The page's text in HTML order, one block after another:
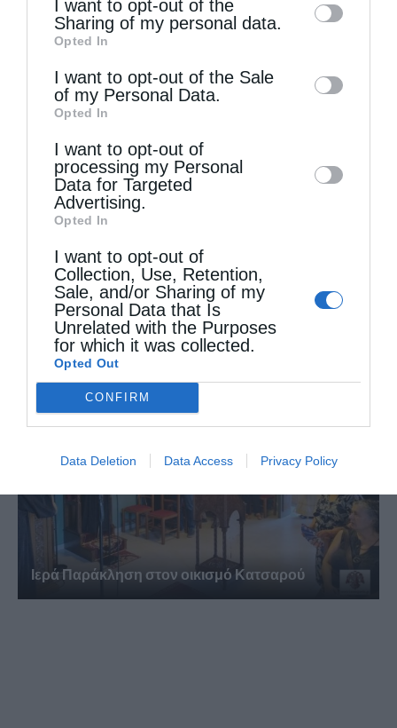
information by third parties on the IAB’s list
of downstream participants. This
information may also be disclosed by us to
third parties on theIAB’s List of
Downstream Participants
disclose it to other third parties.
I want to opt-out of the
Sharing of my personal data.
Opted In
I want to opt-out of the Sale
of my Personal Data.
Opted In
I want to opt-out of
processing my Personal
Data for Targeted
Advertising.
Opted In
I want to opt-out of
Collection, Use, Retention,
Sale, and/or Sharing of my
Personal Data that Is
Unrelated with the Purposes
for which it was collected.
Opted Out
CONFIRM
Data Deletion Data Access Privacy Policy
Στελέχη των κατασκηνώσεων της Μητροπόλεως
Η Εορτή της Μεταμορφώσεως στη Σάμο
Ιερά Παράκληση στον οικισμό Κατσαρού